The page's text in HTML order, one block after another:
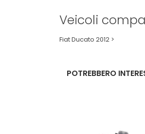
Veicoli
Fiat Ducato 2012 >
POTREBBERO